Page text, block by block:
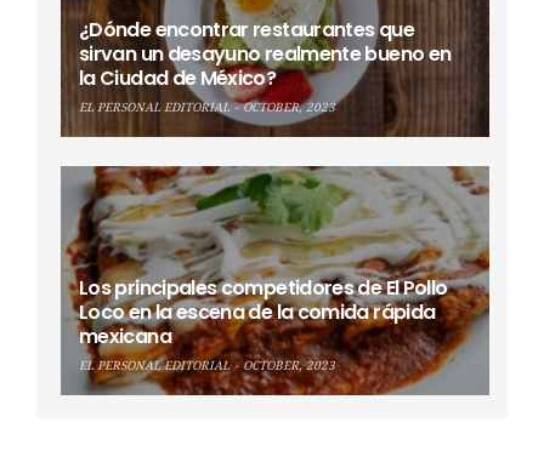
¿Dónde encontrar restaurantes que
sirvan un desayuno realmente bueno en
la Ciudad de México?
EL PERSONAL EDITORIAL OCTOBER, 2023
Los principales competidores de El Pollo
Loco en la escena de la comida rápida
mexicana
EL PERSONAL EDITORIAL OCTOBER, 2023